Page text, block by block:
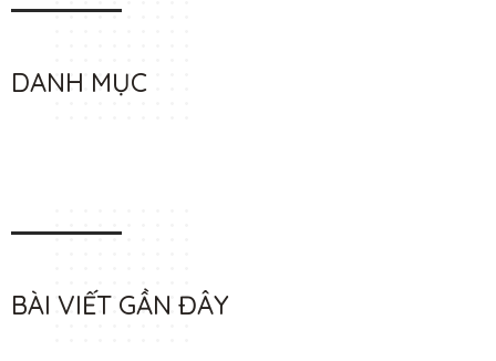
DANH MỤC
BÀI VIẾT GẦN ĐÂY